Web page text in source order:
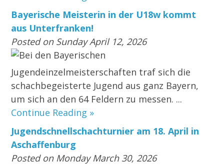
Bayerische Meisterin in der U18w kommt
aus Unterfranken!
Posted on Sunday April 12, 2026
Bei den Bayerischen
Jugendeinzelmeisterschaften traf sich die
schachbegeisterte Jugend aus ganz Bayern,
um sich an den 64 Feldern zu messen. ...
Continue Reading »
Jugendschnellschachturnier am 18. April in
Aschaffenburg
Posted on Monday March 30, 2026